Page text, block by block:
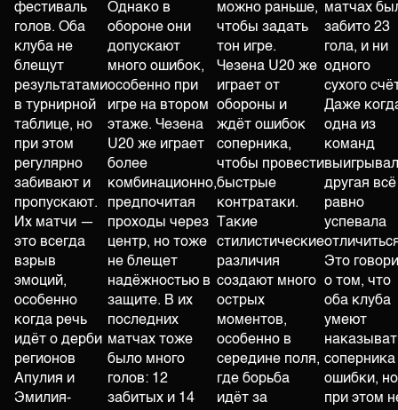
фестиваль
голов. Оба
клуба не
блещут
результатами
в турнирной
таблице, но
при этом
регулярно
забивают и
пропускают.
Их матчи —
это всегда
взрыв
эмоций,
особенно
когда речь
идёт о дерби
регионов
Апулия и
Эмилия-
Однако в
обороне они
допускают
много ошибок,
особенно при
игре на втором
этаже. Чезена
U20 же играет
более
комбинационно,
предпочитая
проходы через
центр, но тоже
не блещет
надёжностью в
защите. В их
последних
матчах тоже
было много
голов: 12
забитых и 14
можно раньше,
чтобы задать
тон игре.
Чезена U20 же
играет от
обороны и
ждёт ошибок
соперника,
чтобы провести
быстрые
контратаки.
Такие
стилистические
различия
создают много
острых
моментов,
особенно в
середине поля,
где борьба
идёт за
матчах
забито 23
гола, и ни
одного
сухого
Даже
одна из
команд
другая всё
равно
успевала
Это
о том, что
оба клуба
умеют
соперника
ошибки, но
при этом